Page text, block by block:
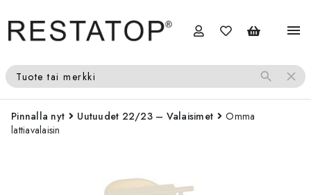
menu
Tuote tai merkki search close
Pinnalla nyt Uutuudet 22/23 – Valaisimet
Omma
lattiavalaisin